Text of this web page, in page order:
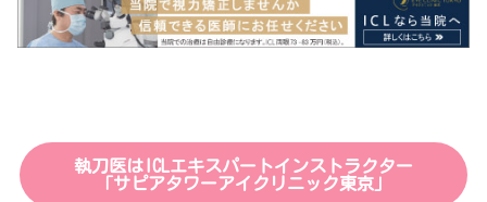
執刀医はICLエキスパートインストラクター
「サピアタワーアイクリニック東京」